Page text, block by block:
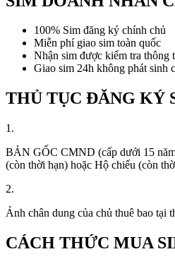
100% Sim đăng ký chính chủ
Miễn phí giao sim toàn quốc
Nhận sim được kiểm tra thông
Giao sim 24h không phát
THỦ TỤC ĐĂNG KÝ
1.
BẢN GỐC CMND (cấp dưới 15
(còn thời hạn) hoặc Hộ chiếu (còn
2.
Ảnh chân dung của chủ thuê bao tại
CÁCH THỨC MUA